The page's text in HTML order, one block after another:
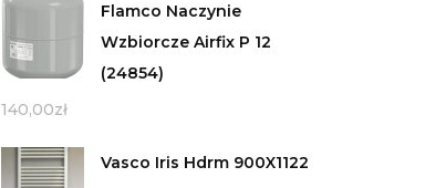
Flamco Naczynie
Wzbiorcze Airfix P 12
(24854)
140,00zł
Vasco Iris Hdrm 900X1122